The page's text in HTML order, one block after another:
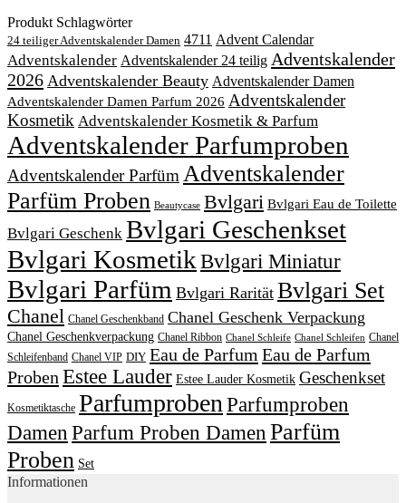
Produkt Schlagwörter
24 teiliger Adventskalender Damen 4711 Advent Calendar
Adventskalender Adventskalender 24 teilig Adventskalender
2026 Adventskalender Beauty Adventskalender Damen
Adventskalender Damen Parfum 2026 Adventskalender
Kosmetik Adventskalender Kosmetik & Parfum
Adventskalender Parfumproben
Adventskalender Parfüm Adventskalender
Parfüm Proben Beautycase Bvlgari Bvlgari Eau de Toilette
Bvlgari Geschenk Bvlgari Geschenkset
Bvlgari KosmetikBvlgari Miniatur
Bvlgari Parfüm Bvlgari Rarität Bvlgari Set
Chanel Chanel Geschenkband Chanel Geschenk Verpackung
Chanel Geschenkverpackung Chanel Ribbon Chanel Schleife Chanel Schleifen Chanel
Schleifenband Chanel VIP DIY Eau de Parfum Eau de Parfum
Proben Estee Lauder Estee Lauder Kosmetik Geschenkset
Kosmetiktasche Parfumproben Parfumproben
Damen Parfum Proben Damen Parfüm
Proben Set
Informationen